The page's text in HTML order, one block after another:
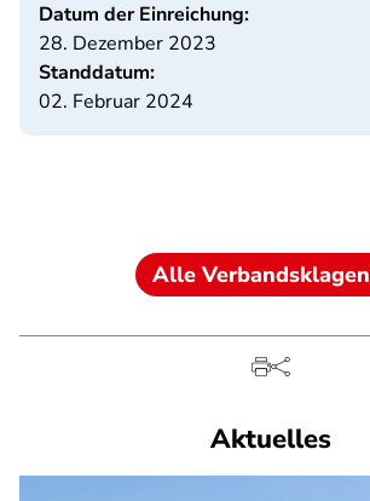
Datum der Einreichung:
28. Dezember 2023
Standdatum:
02. Februar 2024
Alle Verbandsklagen
Aktuelles